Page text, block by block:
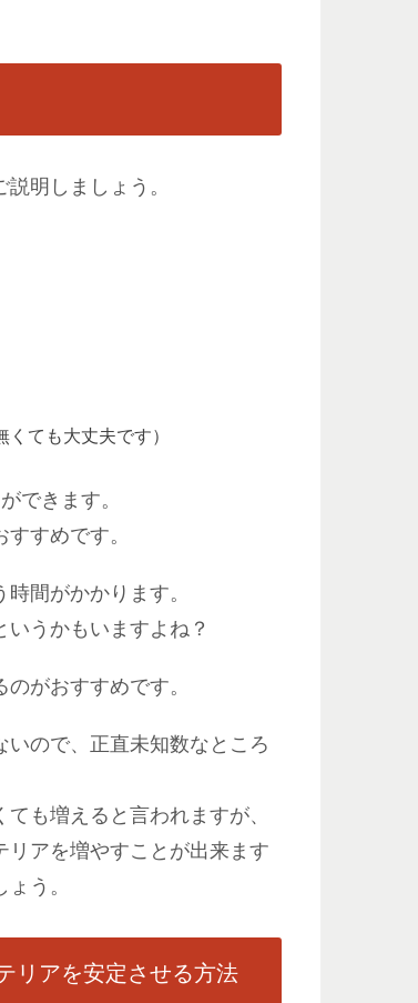
明しましょう。
ても大丈夫です）
できます。
すめです。
間がかかります。
うかもいますよね？
がおすすめです。
ので、正直未知数なところ
も増えると言われますが、
アを増やすことが出来ます
う。
リアを安定させる方法